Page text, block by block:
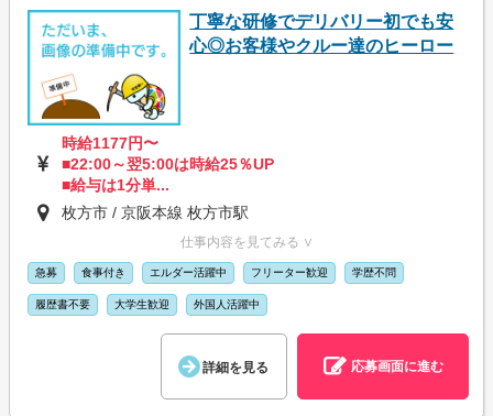
丁寧な研修でデリバリー初でも安
心◎お客様やクルー達のヒーロー
時給1177円〜
■22:00～翌5:00は時給25％UP
■給与は1分単...
枚方市 / 京阪本線 枚方市駅
仕事内容を見てみる ∨
急募 食事付き エルダー活躍中 フリーター歓迎 学歴不問
履歴書不要 大学生歓迎 外国人活躍中
詳細を見る 応募画面に進む